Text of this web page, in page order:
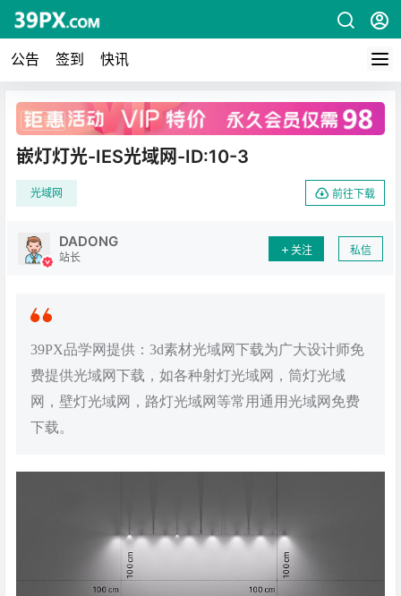
公告 签到 快讯
广告
嵌灯灯光-IES光域网-ID:10-3
光域网 前往下载
DADONG
站长
关注 私信
39PX品学网提供：3d素材光域网下载为广大设计师免
费提供光域网下载，如各种射灯光域网，筒灯光域
网，壁灯光域网，路灯光域网等常用通用光域网免费
下载。